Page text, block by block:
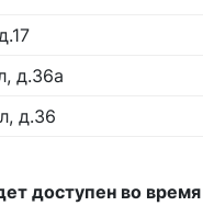
д.36а
д.36
доступен во